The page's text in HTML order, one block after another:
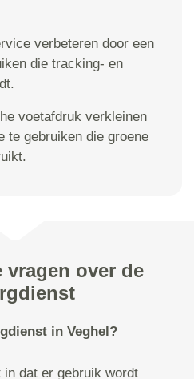
verbeteren door een
die tracking- en
voetafdruk verkleinen
te gebruiken die groene
vragen over de
in Veghel?
in dat er gebruik wordt